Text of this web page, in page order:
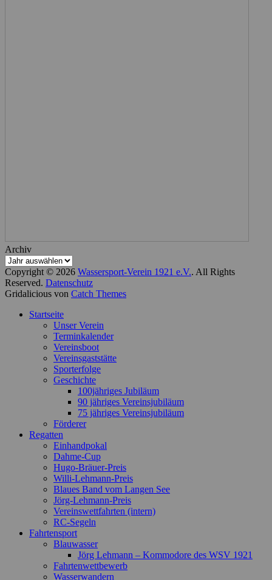
Archiv
Copyright © 2026 Wassersport-Verein 1921 e.V.. All Rights
Reserved. Datenschutz
Gridalicious von Catch Themes
oben
Startseite
Unser Verein
Terminkalender
Vereinsboot
Vereinsgaststätte
Sporterfolge
Geschichte
100jähriges Jubiläum
90 jähriges Vereinsjubiläum
75 jähriges Vereinsjubiläum
Förderer
Regatten
Einhandpokal
Dahme-Cup
Hugo-Bräuer-Preis
Willi-Lehmann-Preis
Blaues Band vom Langen See
Jörg-Lehmann-Preis
Vereinswettfahrten (intern)
RC-Segeln
Fahrtensport
Blauwasser
Jörg Lehmann – Kommodore des WSV 1921
Fahrtenwettbewerb
Wasserwandern